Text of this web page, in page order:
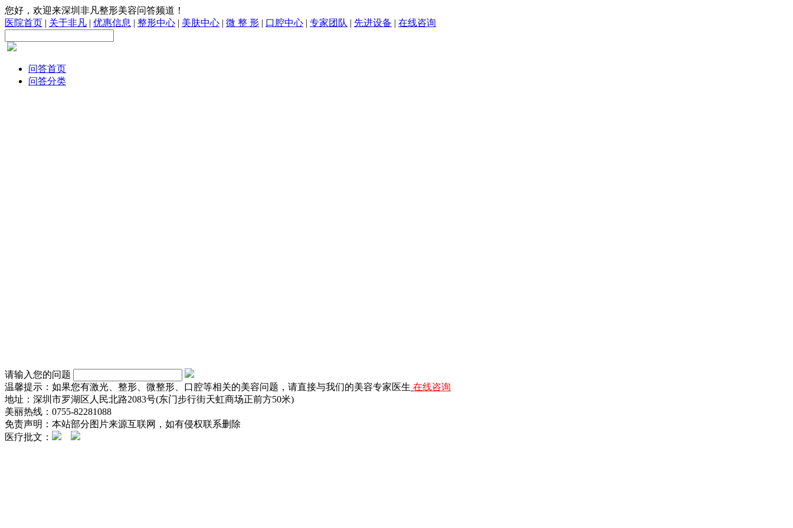
您好，欢迎来深圳非凡整形美容问答频道！
医院首页 | 关于非凡 | 优惠信息 | 整形中心 | 美肤中心 | 微 整 形 | 口腔中心 | 专家团队 | 先进设备 | 在线咨询
问答首页
问答分类
请输入您的问题
温馨提示：如果您有激光、整形、微整形、口腔等相关的美容问题，请直接与我们的美容专家医生 在线咨询
地址：深圳市罗湖区人民北路2083号(东门步行街天虹商场正前方50米)
美丽热线：0755-82281088
免责声明：本站部分图片来源互联网，如有侵权联系删除
医疗批文：